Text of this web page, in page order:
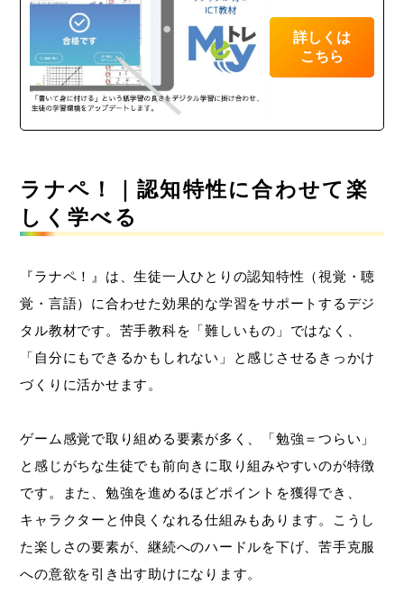
詳しくは
こちら
ラナペ！｜認知特性に合わせて楽
しく学べる
『ラナペ！』は、生徒一人ひとりの認知特性（視覚・聴
覚・言語）に合わせた効果的な学習をサポートするデジ
タル教材です。苦手教科を「難しいもの」ではなく、
「自分にもできるかもしれない」と感じさせるきっかけ
づくりに活かせます。
ゲーム感覚で取り組める要素が多く、「勉強＝つらい」
と感じがちな生徒でも前向きに取り組みやすいのが特徴
です。また、勉強を進めるほどポイントを獲得でき、
キャラクターと仲良くなれる仕組みもあります。こうし
た楽しさの要素が、継続へのハードルを下げ、苦手克服
への意欲を引き出す助けになります。